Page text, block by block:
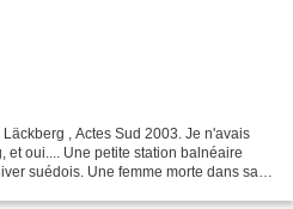
, Actes Sud 2003. Je n'avais
oui.... Une petite station balnéaire
suédois. Une femme morte dans sa